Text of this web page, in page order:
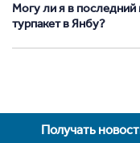
Могу ли я в последний
турпакет в Янбу?
Получать